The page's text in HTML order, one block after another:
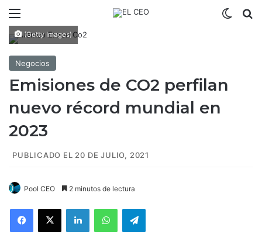
(Getty Images)
Negocios
Emisiones de CO2 perfilan
nuevo récord mundial en
2023
PUBLICADO EL 20 DE JULIO, 2021
Pool CEO 2 minutos de lectura